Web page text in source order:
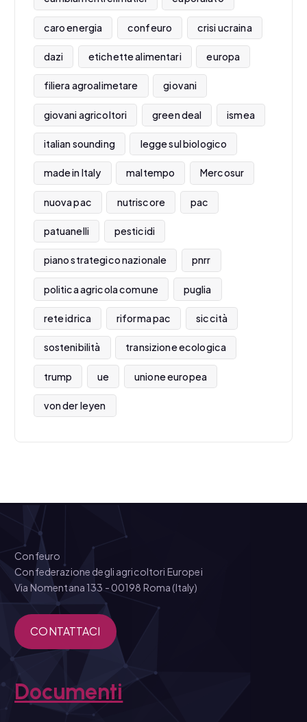
caro energia confeuro crisi ucraina
dazi etichette alimentari europa
filiera agroalimetare giovani
giovani agricoltori green deal ismea
italian sounding legge sul biologico
made in Italy maltempo Mercosur
nuova pac nutriscore pac
patuanelli pesticidi
piano strategico nazionale pnrr
politica agricola comune puglia
rete idrica riforma pac siccità
sostenibilità transizione ecologica
trump ue unione europea
von der leyen
Confeuro
Confederazione degli agricoltori Europei
Via Nomentana 133 - 00198 Roma (Italy)
CONTATTACI
Documenti